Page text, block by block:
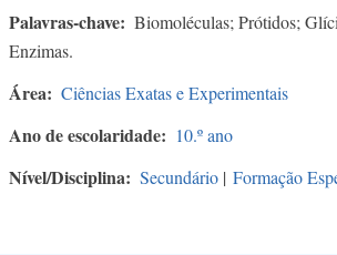
Palavras-chave
Biomoléculas; Prótidos;
Enzimas.
Área Ciências Exatas e Experimentais
Ano de escolaridade 10.º ano
Nível/Disciplina Secundário | Formação